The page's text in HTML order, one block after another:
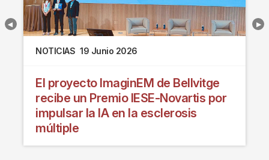
NOTICIAS 19 Junio 2026
El proyecto ImaginEM de Bellvitge
recibe un Premio IESE-Novartis por
impulsar la IA en la esclerosis
múltiple